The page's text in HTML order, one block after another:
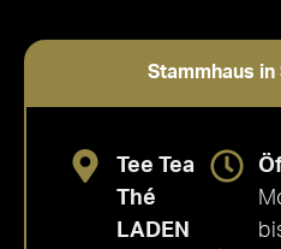
Stammhaus
Tee Tea
Thé
LADEN